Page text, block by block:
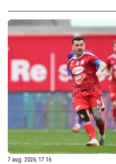
7 aug. 2026, 17:16